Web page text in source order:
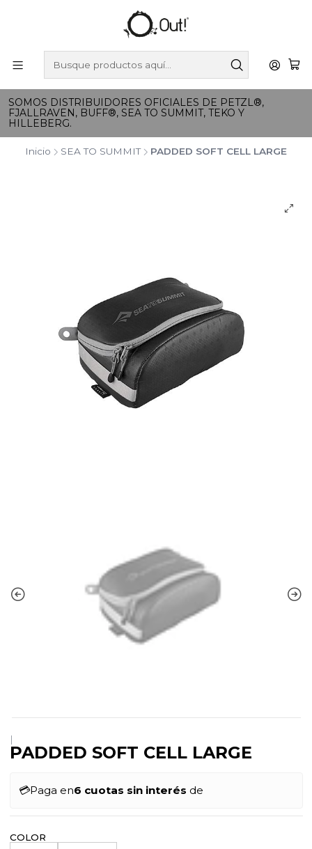
SOMOS DISTRIBUIDORES OFICIALES DE PETZL®,
FJALLRAVEN, BUFF®, SEA TO SUMMIT, TEKO Y
HILLEBERG.
Inicio SEA TO SUMMIT PADDED SOFT CELL LARGE
|
PADDED SOFT CELL LARGE
💳Paga en6 cuotas sin interés de
COLOR